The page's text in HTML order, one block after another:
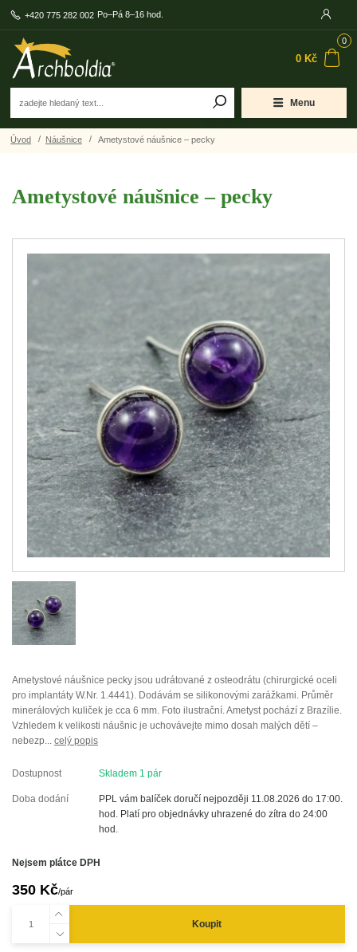
Menu
+420 775 282 002 Po–Pá 8–16 hod.
0
0 Kč
Úvod Náušnice Ametystové náušnice – pecky
Ametystové náušnice – pecky
Ametystové náušnice pecky jsou udrátované z osteodrátu (chirurgické oceli
pro implantáty W.Nr. 1.4441). Dodávám se silikonovými zarážkami. Průměr
minerálových kuliček je cca 6 mm. Foto ilustrační. Ametyst pochází z Brazílie.
Vzhledem k velikosti náušnic je uchovávejte mimo dosah malých dětí –
nebezp... celý popis
Dostupnost Skladem 1 pár
Doba dodání
PPL vám balíček doručí nejpozději 11.08.2026 do 17:00.
hod. Platí pro objednávky uhrazené do zítra do 24:00
hod.
Nejsem plátce DPH
350 Kč/pár
Koupit